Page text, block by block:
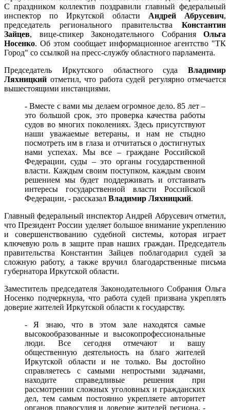
С праздником коллектив поздравили главный федеральный
инспектор по Иркутской области Андрей Абрусевич,
председатель регионального правительства Константин
Зайцев, вице-спикер Законодательного Собрания Ольга
Носенко. Об этом сообщает информационное агентство "ТК
Город" со ссылкой на пресс-службу областного парламента.
Председатель Иркутского областного суда Владимир
Ляхницкий отметил, что работа судей регулярно отмечается
вышестоящими инстанциями.
- Вместе с вами мы делаем огромное дело. 85 лет –
это большой срок, это проверка качества работы
судов во многих поколениях. Здесь присутствуют
наши уважаемые ветераны, и нам не стыдно
посмотреть им в глаза и отчитаться о достигнутых
нами успехах. Мы все – граждане Российской
Федерации, суды – это органы государственной
власти. Каждым своим поступком, каждым своим
решением мы будет поддерживать и отстаивать
интересы государственной власти Российской
Федерации, - рассказал Владимир Ляхницкий.
Главный федеральный инспектор Андрей Абрусевич отметил,
что Президент России уделяет большое внимание укреплению
и совершенствованию судебной системы, которая играет
ключевую роль в защите прав наших граждан. Председатель
правительства Константин Зайцев поблагодарил судей за
сложную работу, а также вручил благодарственные письма
губернатора Иркутской области.
Заместитель председателя Законодательного Собрания Ольга
Носенко подчеркнула, что работа судей призвана укреплять
доверие жителей Иркутской области к государству.
- Я знаю, что в этом зале находятся самые
высокообразованные и высокопрофессиональные
люди. Все сегодня отмечают и вашу
общественную деятельность на благо жителей
Иркутской области и не только. Вы достойно
справляетесь с самыми непростыми задачами,
находите справедливые решения при
рассмотрении сложных уголовных и гражданских
дел, тем самым постоянно укрепляете авторитет
органов правосудия и доверие жителей региона, -